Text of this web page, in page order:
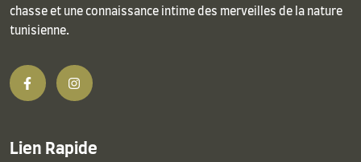
chasse et une connaissance intime des merveilles de la nature
tunisienne.
Lien Rapide